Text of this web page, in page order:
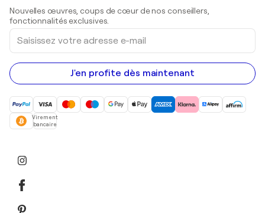
Peintures acryliques
Nouvelles œuvres, coups de cœur de nos conseillers,
fonctionnalités exclusives.
Saisissez
votre
adresse
e-
mail
J'en profite dès maintenant
Virement
bancaire